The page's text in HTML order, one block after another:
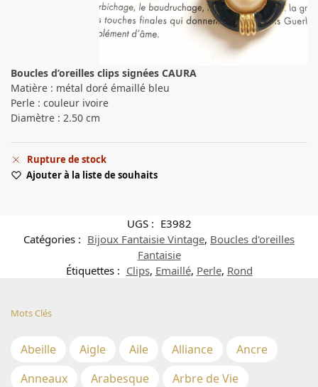
Boucles d’oreilles clips signées CAURA
Matière : métal doré émaillé bleu
Perle : couleur ivoire
Diamètre : 2.50 cm
Rupture de stock
Ajouter à la liste de souhaits
UGS : E3982
Catégories : Bijoux Fantaisie Vintage, Boucles d'oreilles
Fantaisie
Étiquettes : Clips, Emaillé, Perle, Rond
Mots Clés
Abeille Aigle Aile Alliance
Ancre
Anneaux
Arabesque
Arbre de Vie